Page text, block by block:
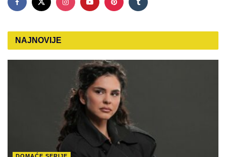
NAJNOVIJE